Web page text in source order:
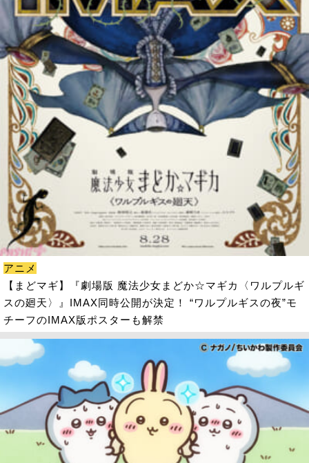
アニメ
【まどマギ】『劇場版 魔法少女まどか☆マギカ〈ワルプルギ
スの廻天〉』IMAX同時公開が決定！ “ワルプルギスの夜”モ
チーフのIMAX版ポスターも解禁